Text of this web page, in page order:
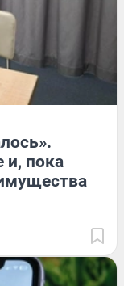
и, пока